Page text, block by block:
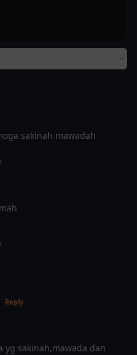
sakinah mawadah
Reply
yg sakinah,mawada dan